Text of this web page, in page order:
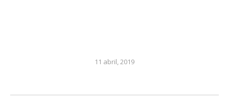
11 abril, 2019